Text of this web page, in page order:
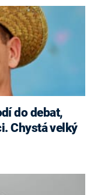
do debat,
Chystá velký